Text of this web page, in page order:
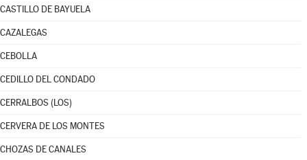
CASTILLO DE BAYUELA
CAZALEGAS
CEBOLLA
CEDILLO DEL CONDADO
CERRALBOS (LOS)
CERVERA DE LOS MONTES
CHOZAS DE CANALES